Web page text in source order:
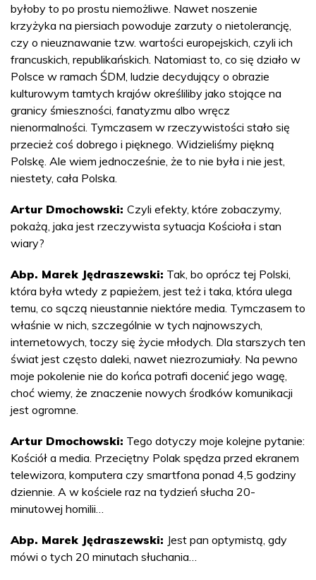
byłoby to po prostu niemożliwe. Nawet noszenie
krzyżyka na piersiach powoduje zarzuty o nietolerancję,
czy o nieuznawanie tzw. wartości europejskich, czyli ich
francuskich, republikańskich. Natomiast to, co się działo w
Polsce w ramach ŚDM, ludzie decydujący o obrazie
kulturowym tamtych krajów określiliby jako stojące na
granicy śmieszności, fanatyzmu albo wręcz
nienormalności. Tymczasem w rzeczywistości stało się
przecież coś dobrego i pięknego. Widzieliśmy piękną
Polskę. Ale wiem jednocześnie, że to nie była i nie jest,
niestety, cała Polska.
Artur Dmochowski: Czyli efekty, które zobaczymy,
pokażą, jaka jest rzeczywista sytuacja Kościoła i stan
wiary?
Abp. Marek Jędraszewski: Tak, bo oprócz tej Polski,
która była wtedy z papieżem, jest też i taka, która ulega
temu, co sączą nieustannie niektóre media. Tymczasem to
właśnie w nich, szczególnie w tych najnowszych,
internetowych, toczy się życie młodych. Dla starszych ten
świat jest często daleki, nawet niezrozumiały. Na pewno
moje pokolenie nie do końca potrafi docenić jego wagę,
choć wiemy, że znaczenie nowych środków komunikacji
jest ogromne.
Artur Dmochowski: Tego dotyczy moje kolejne pytanie:
Kościół a media. Przeciętny Polak spędza przed ekranem
telewizora, komputera czy smartfona ponad 4,5 godziny
dziennie. A w kościele raz na tydzień słucha 20-
minutowej homilii…
Abp. Marek Jędraszewski: Jest pan optymistą, gdy
mówi o tych 20 minutach słuchania…